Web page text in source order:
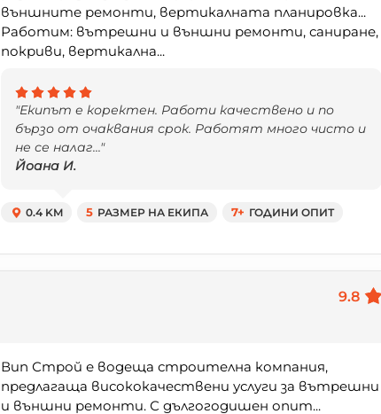
външните ремонти, вертикалната планировка...
Работим: вътрешни и външни ремонти, саниране,
покриви, вертикална...
"Екипът е коректен. Работи качествено и по
бързо от очаквания срок. Работят много чисто и
не се налаг..."
Йоана И.
0.4 KM 5 РАЗМЕР НА ЕКИПА 7+ ГОДИНИ ОПИТ
9.8
Вип Строй е водеща строителна компания,
предлагаща висококачествени услуги за вътрешни
и външни ремонти. С дългогодишен опит...